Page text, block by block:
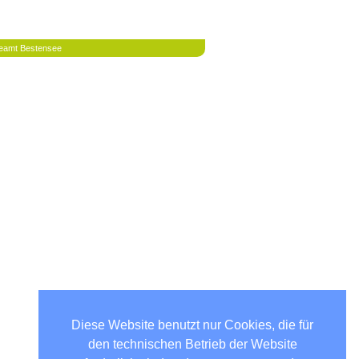
Diese Website benutzt nur Cookies, die für
den technischen Betrieb der Website
Bestensee